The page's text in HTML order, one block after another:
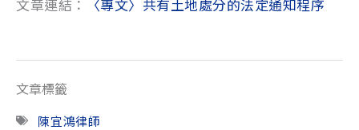
文章連結： 〈專文〉共有土地處分的法定通知程序
文章標籤
陳宜鴻律師